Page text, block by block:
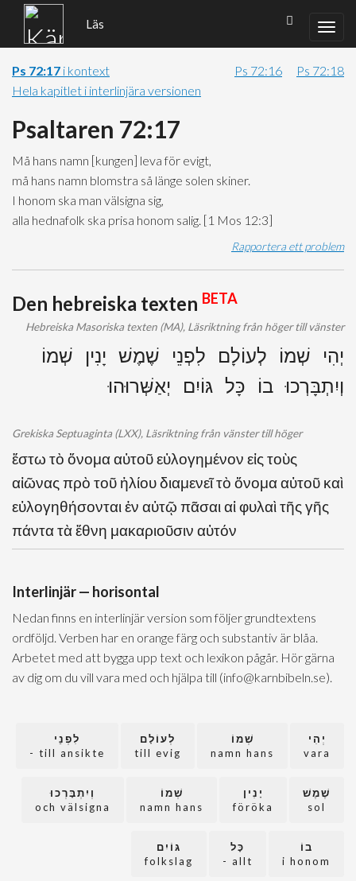
Läs
Ps 72:17 i kontext
Hela kapitlet i interlinjära versionen
Ps 72:16 Ps 72:18
Psaltaren 72:17
Må hans namn [kungen] leva för evigt,
må hans namn blomstra så länge solen skiner.
I honom ska man välsigna sig,
alla hednafolk ska prisa honom salig. [1 Mos 12:3]
Rapportera ett problem
Den hebreiska texten BETA
Hebreiska Masoriska texten (MA), Läsriktning från höger till vänster
יְהִי שְׁמוֹ לְעוֹלָם לִפְנֵי שֶׁמֶשׁ יָנִין שְׁמוֹ
וְיִתְבָּרְכוּ בוֹ כָּל גּוֹיִם יְאַשְּׁרוּהוּ
Grekiska Septuaginta (LXX), Läsriktning från vänster till höger
ἔστω τὸ ὄνομα αὐτοῦ εὐλογημένον εἰς τοὺς
αἰῶνας πρὸ τοῦ ἡλίου διαμενεῖ τὸ ὄνομα αὐτοῦ καὶ
εὐλογηθήσονται ἐν αὐτῷ πᾶσαι αἱ φυλαὶ τῆς γῆς
πάντα τὰ ἔθνη μακαριοῦσιν αὐτόν
Interlinjär — horisontal
Nedan finns en interlinjär version som följer grundtextens
ordföljd. Verben har en orange färg och substantiv är blåa.
Arbetet med att bygga upp text och lexikon pågår. Hör gärna
av dig om du vill vara med och hjälpa till (info@karnbibeln.se).
יְהִי
vara
שְׁמוֹ
namn hans
לְעוֹלָם
till evig
לִפְנֵי
till ansikte -
שֶׁמֶשׁ
sol
יָנִין
föröka
שְׁמוֹ
namn hans
וְיִתְבָּרְכוּ
och välsigna
בוֹ
i honom
כָּל
allt -
גּוֹיִם
folkslag